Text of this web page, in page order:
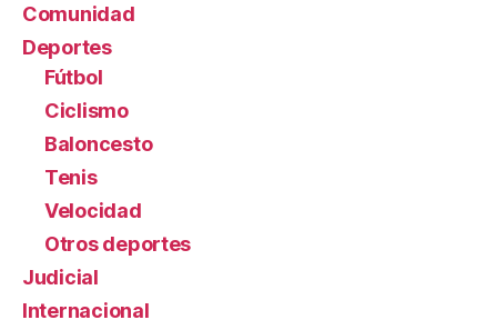
Comunidad
Deportes
Fútbol
Ciclismo
Baloncesto
Tenis
Velocidad
Otros deportes
Judicial
Internacional